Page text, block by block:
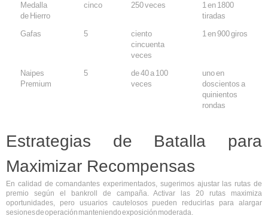
Medalla
de Hierro
cinco 250 veces
1 en 1800
tiradas
Gafas
5
ciento
cincuenta
veces
1 en 900 giros
Naipes
Premium
5
de 40 a 100
veces
uno en
doscientos a
quinientos
rondas
Estrategias de Batalla para
Maximizar Recompensas
En calidad de comandantes experimentados, sugerimos ajustar las rutas de
premio según el bankroll de campaña. Activar las 20 rutas maximiza
oportunidades, pero usuarios cautelosos pueden reducirlas para alargar
sesiones de operación manteniendo exposición moderada.